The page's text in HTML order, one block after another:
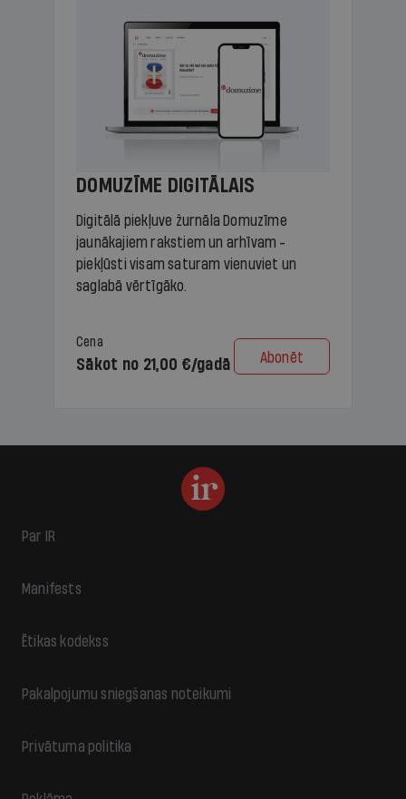
DOMUZĪME DIGITĀLAIS
Digitālā piekļuve žurnāla Domuzīme
jaunākajiem rakstiem un arhīvam -
piekļūsti visam saturam vienuviet un
saglabā vērtīgāko.
Cena
Sākot no 21,00 €/gadā Abonēt
Par IR
Manifests
Ētikas kodekss
Pakalpojumu sniegšanas noteikumi
Privātuma politika